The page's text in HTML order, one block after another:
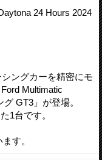
24 Hours 2024
ングカーを精密にモ
Multimatic
GT3」が登場。
1台です。
す。